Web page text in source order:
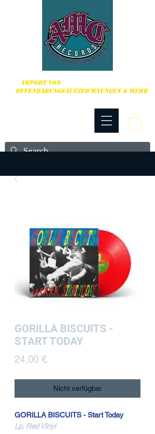
IMPORT VON
OFFENBARUNGSAUFZEICHNUNGEN & MEHR
GORILLA BISCUITS -
START TODAY
24,00 €Preis
Nicht verfügbar
GORILLA BISCUITS - Start Today
Lp, Red Vinyl